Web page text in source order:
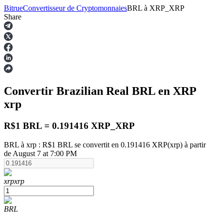
Contrats à terme
Futures USDT
BitrueConvertisseur de CryptomonnaiesBRL à XRP_XRP
Share
Convertir Brazilian Real BRL en XRP
xrp
R$1 BRL = 0.191416 XRP_XRP
BRL à xrp : R$1 BRL se convertit en 0.191416 XRP(xrp) à partir
de August 7 at 7:00 PM
xrpxrp
BRL